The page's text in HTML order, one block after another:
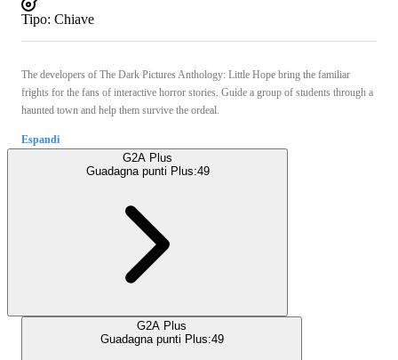
Tipo: Chiave
The developers of The Dark Pictures Anthology: Little Hope bring the familiar
frights for the fans of interactive horror stories. Guide a group of students through a
haunted town and help them survive the ordeal.
Espandi
G2A Plus
Guadagna punti Plus:49
G2A Plus
Guadagna punti Plus:49